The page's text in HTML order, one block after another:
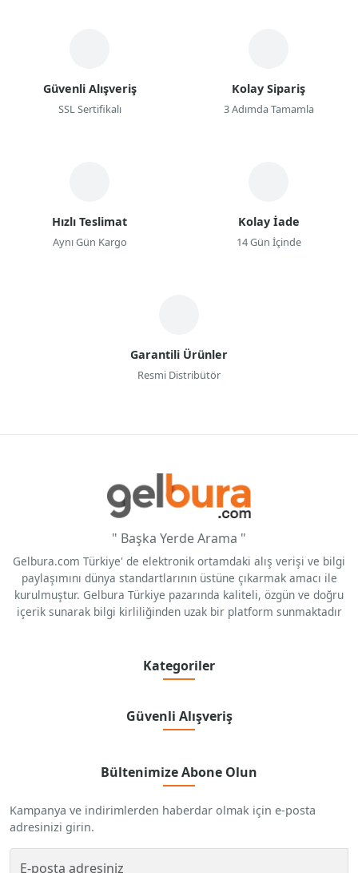
Güvenli Alışveriş
SSL Sertifikalı
Kolay Sipariş
3 Adımda Tamamla
Hızlı Teslimat
Aynı Gün Kargo
Kolay İade
14 Gün İçinde
Garantili Ürünler
Resmi Distribütör
" Başka Yerde Arama "
Gelbura.com Türkiye' de elektronik ortamdaki alış verişi ve bilgi
paylaşımını dünya standartlarının üstüne çıkarmak amacı ile
kurulmuştur. Gelbura Türkiye pazarında kaliteli, özgün ve doğru
içerik sunarak bilgi kirliliğinden uzak bir platform sunmaktadır
Kategoriler
Güvenli Alışveriş
Bültenimize Abone Olun
Kampanya ve indirimlerden haberdar olmak için e-posta
adresinizi girin.